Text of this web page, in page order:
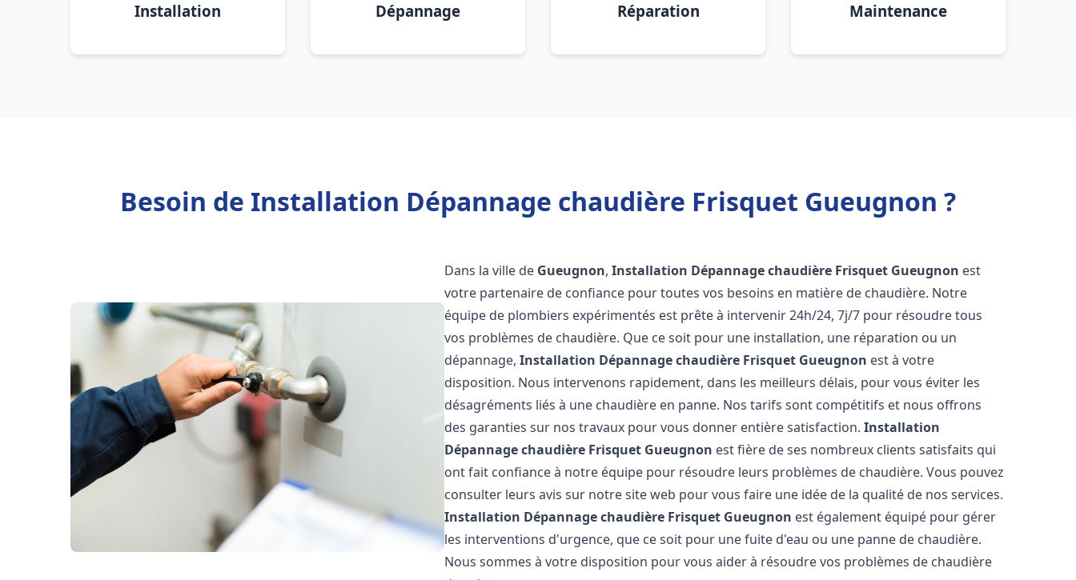
Installation Dépannage Réparation Maintenance
Besoin de Installation Dépannage chaudière Frisquet Gueugnon ?
Dans la ville de Gueugnon,Installation Dépannage chaudière Frisquet Gueugnon est
votre partenaire de confiance pour toutes vos besoins en matière de chaudière. Notre
équipe de plombiers expérimentés est prête à intervenir 24h/24, 7j/7 pour résoudre tous
vos problèmes de chaudière. Que ce soit pour une installation, une réparation ou un
dépannage,Installation Dépannage chaudière Frisquet Gueugnon est à votre
disposition. Nous intervenons rapidement, dans les meilleurs délais, pour vous éviter les
désagréments liés à une chaudière en panne. Nos tarifs sont compétitifs et nous offrons
des garanties sur nos travaux pour vous donner entière satisfaction.Installation
Dépannage chaudière Frisquet Gueugnon est fière de ses nombreux clients satisfaits qui
ont fait confiance à notre équipe pour résoudre leurs problèmes de chaudière. Vous pouvez
consulter leurs avis sur notre site web pour vous faire une idée de la qualité de nos services.
Installation Dépannage chaudière Frisquet Gueugnon est également équipé pour gérer
les interventions d'urgence, que ce soit pour une fuite d'eau ou une panne de chaudière.
Nous sommes à votre disposition pour vous aider à résoudre vos problèmes de chaudière